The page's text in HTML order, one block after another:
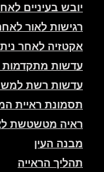
יובש בעיניים
רגישות לאור
אקטזיה לאחר
עדשות מתקדמות
עדשות רשת
תסמונת ראיית
ראיה מטשטשת
מבנה העין
תהליך הראייה